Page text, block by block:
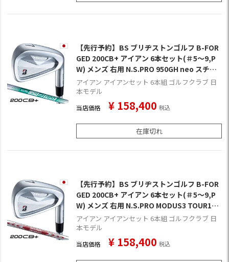
【先行予約】BS ブリヂストンゴルフ B-FOR
GED 200CB+ アイアン 6本セット(＃5～9,P
W) メンズ 右用 N.S.PRO 950GH neo スチー
ルシャフト 日本正規品 2026年モデル ゴルフ
クラブ 9月4日発売
アイアン アイアンセット 6本組 ゴルフクラブ 日
本モデル
当店価格 ¥ 158,400 税込
在庫切れ
【先行予約】BS ブリヂストンゴルフ B-FOR
GED 200CB+ アイアン 6本セット(＃5～9,P
W) メンズ 右用 N.S.PRO MODUS3 TOUR105
DUAL FLOW スチールシャフト 日本正規品 2
026年モデル ゴルフクラブ 9月4日発売
アイアン アイアンセット 6本組 ゴルフクラブ 日
本モデル
当店価格 ¥ 158,400 税込